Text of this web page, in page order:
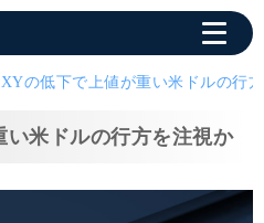
の低下で上値が重い米ドルの行
米ドルの行方を注視か